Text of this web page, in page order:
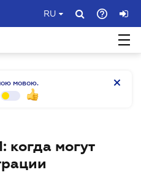
RU
мовою.
когда могут